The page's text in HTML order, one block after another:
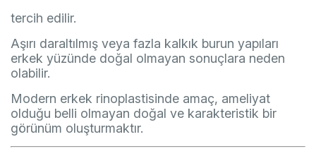
tercih edilir.
Aşırı daraltılmış veya fazla kalkık burun yapıları
erkek yüzünde doğal olmayan sonuçlara neden
olabilir.
Modern erkek rinoplastisinde amaç, ameliyat
olduğu belli olmayan doğal ve karakteristik bir
görünüm oluşturmaktır.